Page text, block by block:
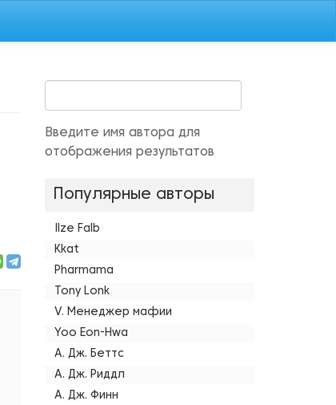
Введите имя автора для
отображения результатов
Популярные авторы
Ilze Falb
Kkat
Pharmama
Tony Lonk
V. Менеджер мафии
Yoo Eon-Hwa
А. Дж. Беттс
А. Дж. Риддл
А. Дж. Финн